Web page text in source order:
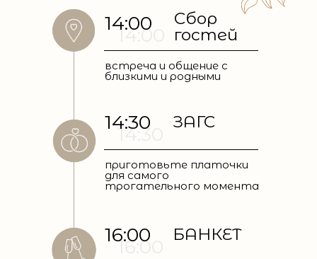
14:00
14:00
Сбор
гостей
встреча и общение с
близкими и родными
14:30
14:30 ЗАГС
приготовьте платочки
для самого
трогательного момента
16:00
16:00 БАНКЕТ